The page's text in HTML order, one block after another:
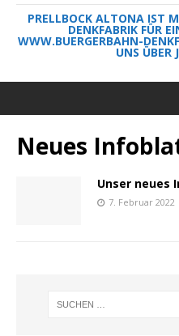
PRELLBOCK ALTONA IST
DENKFABRIK FÜR
WWW.BUERGERBAHN-
UNS ÜBER
Neues
Unser neues
7. Februar 2022